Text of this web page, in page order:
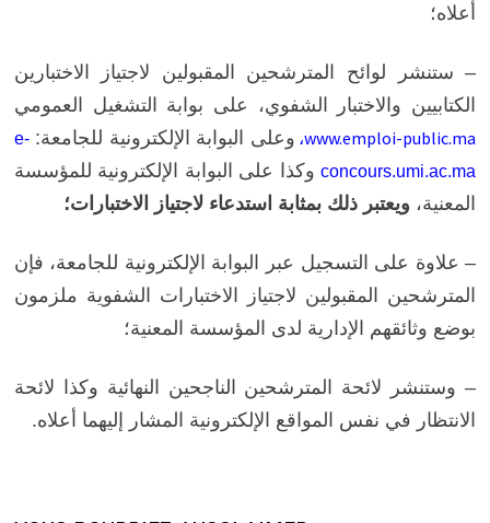
أعلاه؛
– ستنشر لوائح المترشحين المقبولين لاجتياز الاختبارين
الكتابيين والاختبار الشفوي، على بوابة التشغيل العمومي
www.emploi-public.ma، وعلى البوابة الإلكترونية للجامعة:e-
concours.umi.ac.maوكذا على البوابة الإلكترونية للمؤسسة
المعنية، ويعتبر ذلك بمثابة استدعاء لاجتياز الاختبارات؛
– علاوة على التسجيل عبر البوابة الإلكترونية للجامعة، فإن
المترشحين المقبولين لاجتياز الاختبارات الشفوية ملزمون
بوضع وثائقهم الإدارية لدى المؤسسة المعنية؛
– وستنشر لائحة المترشحين الناجحين النهائية وكذا لائحة
الانتظار في نفس المواقع الإلكترونية المشار إليهما أعلاه.